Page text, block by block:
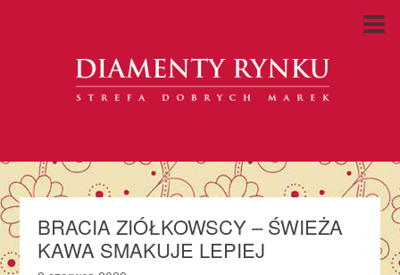
BRACIA ZIÓŁKOWSCY – ŚWIEŻA
KAWA SMAKUJE LEPIEJ